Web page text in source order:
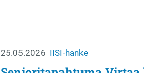
25.05.2026 IISI-hanke